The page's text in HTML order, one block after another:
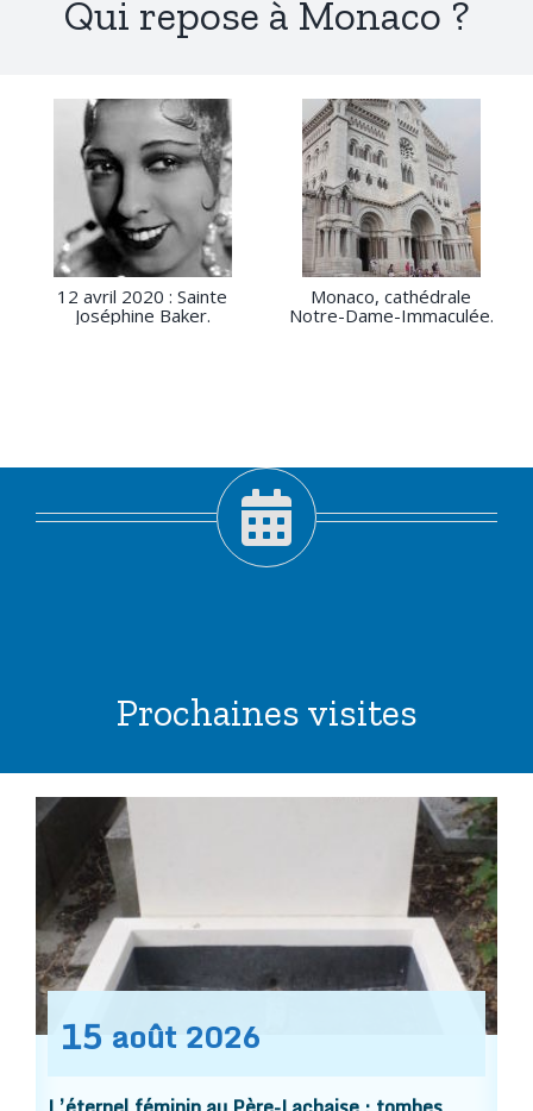
Qui repose à Monaco ?
12 avril 2020 : Sainte
Joséphine Baker.
Monaco, cathédrale
Notre-Dame-Immaculée.
Prochaines visites
15 août 2026